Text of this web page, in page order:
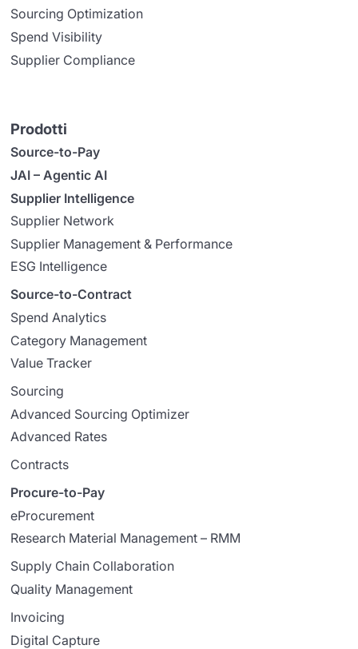
Sourcing Optimization
Spend Visibility
Supplier Compliance
Prodotti
Source-to-Pay
JAI – Agentic AI
Supplier Intelligence
Supplier Network
Supplier Management & Performance
ESG Intelligence
Source-to-Contract
Spend Analytics
Category Management
Value Tracker
Sourcing
Advanced Sourcing Optimizer
Advanced Rates
Contracts
Procure-to-Pay
eProcurement
Research Material Management – RMM
Supply Chain Collaboration
Quality Management
Invoicing
Digital Capture